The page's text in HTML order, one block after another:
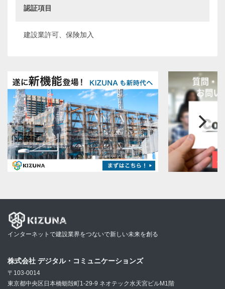
認証項目
建設業許可、保険加入
インターネットで建設業界をつないで新しい未来を創る
株式会社 デジタル・コミュニケーションズ
〒103-0014
東京都中央区日本橋蛎殻町1-29-9 ネオテック水天宮ビルM1階